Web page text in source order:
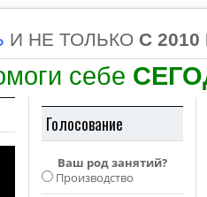
И НЕ ТОЛЬКО С
себе
Голосование
Ваш род занятий?
Производство